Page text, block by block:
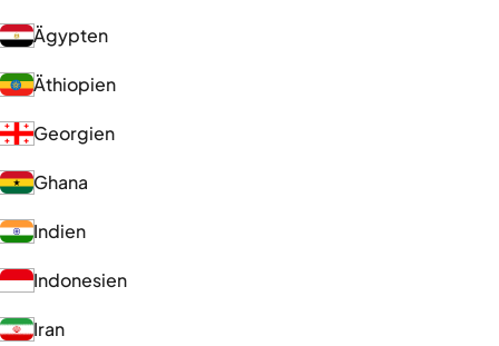
Ägypten
Äthiopien
Georgien
Ghana
Indien
Indonesien
Iran